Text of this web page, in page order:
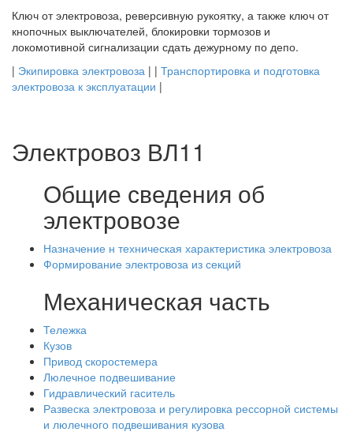
Ключ от электровоза, реверсивную рукоятку, а также ключ от
кнопочных выключателей, блокировки тормозов и
локомотивной сигнализации сдать дежурному по депо.
| Экипировка электровоза | | Транспортировка и подготовка
электровоза к эксплуатации |
Электровоз ВЛ11
Общие сведения об
электровозе
Назначение н техническая характеристика электровоза
Формирование электровоза из секций
Механическая часть
Тележка
Кузов
Привод скоростемера
Люлечное подвешивание
Гидравлический гаситель
Развеска электровоза и регулировка рессорной системы
и люлечного подвешивания кузова